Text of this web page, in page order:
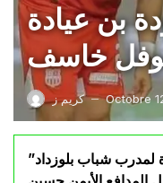
بن عيادة
خاسف
كريم ز — Octobre
لمدرب شباب بلوزداد”